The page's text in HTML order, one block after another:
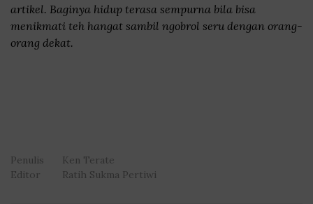
artikel. Baginya hidup terasa sempurna bila bisa
menikmati teh hangat sambil ngobrol seru dengan orang-
orang dekat.
Penulis
Ken Terate
Editor
Ratih Sukma Pertiwi